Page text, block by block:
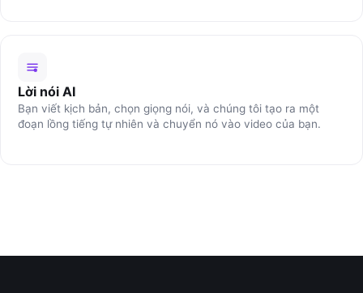
Lời nói AI
Bạn viết kịch bản, chọn giọng nói, và chúng tôi tạo ra một
đoạn lồng tiếng tự nhiên và chuyển nó vào video của bạn.